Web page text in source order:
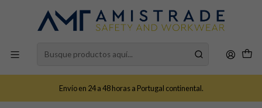
Envío en 24 a 48 horas a Portugal continental.